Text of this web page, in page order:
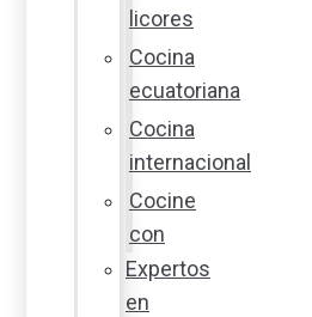
licores
Cocina
ecuatoriana
Cocina
internacional
Cocine
con
Expertos
en